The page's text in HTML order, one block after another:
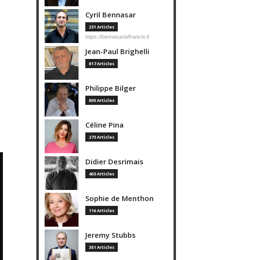
Cyril Bennasar
231 Articles
https://bennasarlaffranchi.fr
Jean-Paul Brighelli
817 Articles
Philippe Bilger
805 Articles
Céline Pina
273 Articles
Didier Desrimais
403 Articles
Sophie de Menthon
116 Articles
Jeremy Stubbs
351 Articles